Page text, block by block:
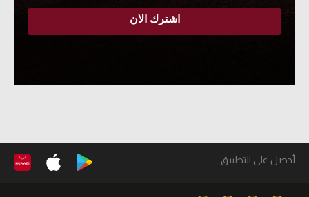
أحصل على التطبيق